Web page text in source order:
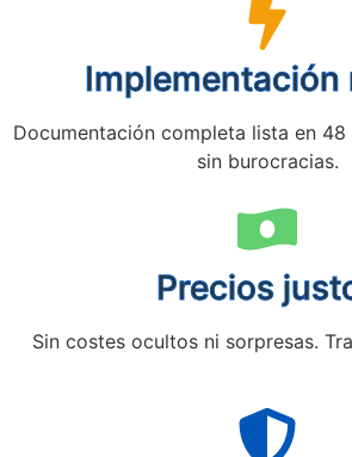
Implementación
Documentación completa lista en 48
sin burocracias.
Precios
Sin costes ocultos ni sorpresas.